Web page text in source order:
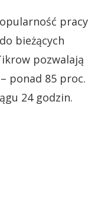
pracy
bieżących
pozwalają
ponad 85 proc.
24 godzin.